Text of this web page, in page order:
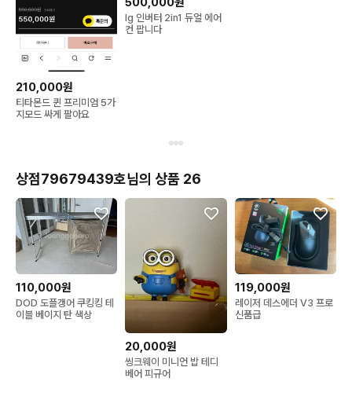
210,000원
티타몬드 퀸 프리미엄 5가
지모드 싸게 팔아요
lg 인버터 2in1 듀얼 에어
컨 팝니다
상점79679439호님의 상품 26
110,000원
DOD 도플갱어 쿠킹킹 테
이블 베이지 탄 색상
20,000원
씽크웨이 미니언 밥 테디
베어 피규어
119,000원
레이저 데스에더 V3 프로
신품급